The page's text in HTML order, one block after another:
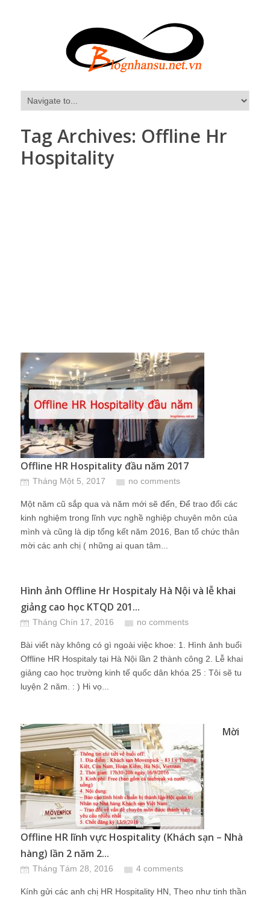
Tag Archives: Offline Hr
Hospitality
Offline HR Hospitality đầu năm 2017
Tháng Một 5, 2017 no comments
Một năm cũ sắp qua và năm mới sẽ đến, Để trao đổi các
kinh nghiệm trong lĩnh vực nghề nghiệp chuyên môn của
mình và cũng là dịp tổng kết năm 2016, Ban tổ chức thân
mời các anh chị ( những ai quan tâm...
Hình ảnh Offline Hr Hospitaly Hà Nội và lễ khai
giảng cao học KTQD 201...
Tháng Chín 17, 2016 no comments
Bài viết này không có gì ngoài việc khoe: 1. Hình ảnh buổi
Offline HR Hospitaly tại Hà Nội lần 2 thành công 2. Lễ khai
giảng cao học trường kinh tế quốc dân khóa 25 : Tôi sẽ tu
luyện 2 năm. : ) Hi vọ...
Mời
Offline HR lĩnh vực Hospitality (Khách sạn – Nhà
hàng) lần 2 năm 2...
Tháng Tám 28, 2016 4 comments
Kính gửi các anh chị HR Hospitality HN, Theo như tinh thần